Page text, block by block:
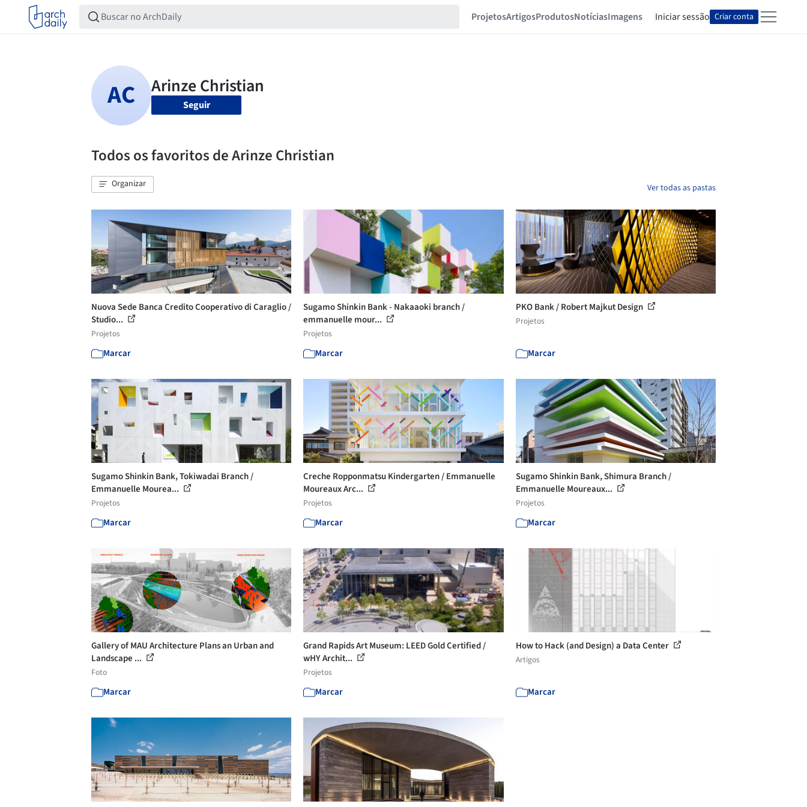
ProjetosArtigosProdutosNotíciasImagens Iniciar sessão Criar conta
Seguir
Todos os favoritos de Arinze Christian
Organizar Ver todas as pastas
Nuova Sede Banca Credito Cooperativo di Caraglio /
Studio...
Projetos
Marcar
Sugamo Shinkin Bank - Nakaaoki branch /
emmanuelle mour...
Projetos
Marcar
PKO Bank / Robert Majkut Design
Projetos
Marcar
Sugamo Shinkin Bank, Tokiwadai Branch /
Emmanuelle Mourea...
Projetos
Marcar
Creche Ropponmatsu Kindergarten / Emmanuelle
Moureaux Arc...
Projetos
Marcar
Sugamo Shinkin Bank, Shimura Branch /
Emmanuelle Moureaux...
Projetos
Marcar
Gallery of MAU Architecture Plans an Urban and
Landscape ...
Foto
Marcar
Grand Rapids Art Museum: LEED Gold Certified /
wHY Archit...
Projetos
Marcar
How to Hack (and Design) a Data Center
Artigos
Marcar